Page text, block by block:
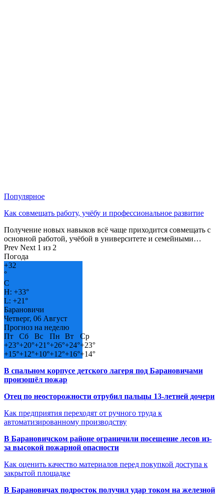
Популярное
Как совмещать работу, учёбу и профессиональное развитие
Получение новых навыков всё чаще приходится совмещать с
основной работой, учёбой в университете и семейными…
Prev Next 1 из 2
Погода
+32
°
C
H: +33°
L: +21°
Барановичи
Четверг, 06 Август
Прогноз на неделю
Пт
Сб Вс Пн Вт
Ср
+23°+20°+21°+26°+24°+23°
+15°+12°+10°+12°+16°+14°
В спальном корпусе детского лагеря под Барановичами
произошёл пожар
Отец по неосторожности отрубил пальцы 13-летней дочери
Как предприятия переходят от ручного труда к
автоматизированному производству
В Барановичском районе ограничили посещение лесов из-
за высокой пожарной опасности
Как оценить качество материалов перед покупкой доступа к
закрытой площадке
В Барановичах подросток получил удар током на железной